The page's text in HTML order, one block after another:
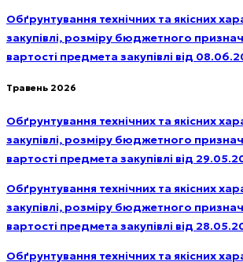
Обґрунтування технічних та якісних
закупівлі, розміру бюджетного
вартості предмета закупівлі від
Травень 2026
Обґрунтування технічних та якісних
закупівлі, розміру бюджетного
вартості предмета закупівлі від
Обґрунтування технічних та якісних
закупівлі, розміру бюджетного
вартості предмета закупівлі від
Обґрунтування технічних та якісних